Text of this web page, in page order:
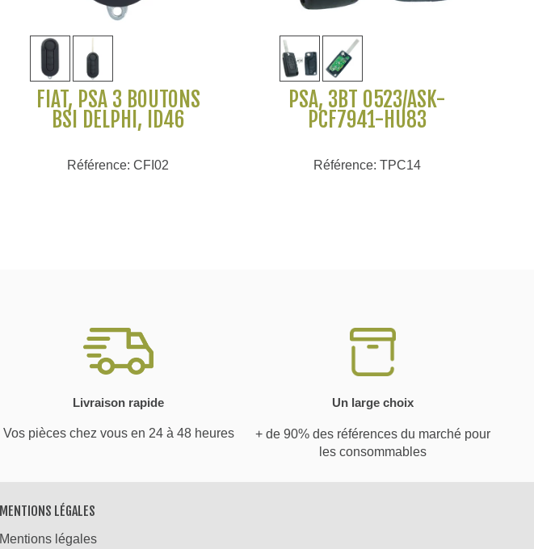
FIAT, PSA 3 BOUTONS
BSI DELPHI, ID46
Référence: CFI02
Voir plus
PSA, 3BT 0523/ASK-
PCF7941-HU83
Référence: TPC14
Livraison rapide Un large choix
Vos pièces chez vous en 24 à 48 heures
+ de 90% des références du marché pour
les consommables
MENTIONS LÉGALES
Mentions légales